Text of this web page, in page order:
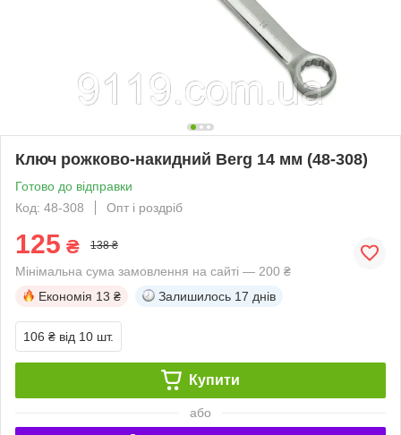
Ключ рожково-накидний Berg 14 мм (48-308)
Готово до відправки
Код: 48-308
Опт і роздріб
125 ₴ 138 ₴
Мінімальна сума замовлення на сайті — 200 ₴
Економія 13 ₴ Залишилось 17 днів
106 ₴ від 10 шт.
Купити
або